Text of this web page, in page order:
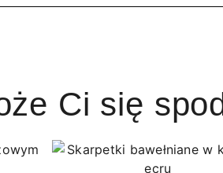
Ci się